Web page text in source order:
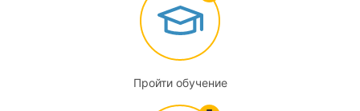
Структура и логика построения СМК на основе цикла
цикла Деминга (Plan-Do-Check-Act) и его применение к
системе менеджмента качества в целом и к отдельным
группировка в соответствии с логикой PDCA как
Пройти обучение